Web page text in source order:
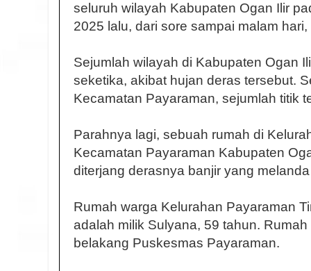
seluruh wilayah Kabupaten Ogan Ilir
2025 lalu, dari sore sampai malam
Sejumlah wilayah di Kabupaten Ogan
seketika, akibat hujan deras tersebut.
Kecamatan Payaraman, sejumlah titik
Parahnya lagi, sebuah rumah di
Kecamatan Payaraman Kabupaten
diterjang derasnya banjir yang
Rumah warga Kelurahan Payaraman
adalah milik Sulyana, 59 tahun.
belakang Puskesmas Payaraman.